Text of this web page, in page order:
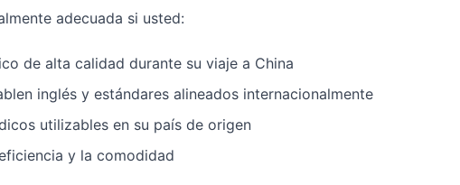
adecuada si usted:
de alta calidad durante su viaje a China
inglés y estándares alineados internacionalmente
utilizables en su país de origen
y la comodidad